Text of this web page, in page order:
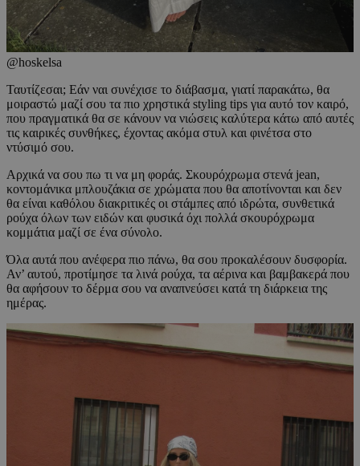
@hoskelsa
Ταυτίζεσαι; Εάν ναι συνέχισε το διάβασμα, γιατί παρακάτω, θα
μοιραστώ μαζί σου τα πιο χρηστικά styling tips για αυτό τον καιρό,
που πραγματικά θα σε κάνουν να νιώσεις καλύτερα κάτω από αυτές
τις καιρικές συνθήκες, έχοντας ακόμα στυλ και φινέτσα στο
ντύσιμό σου.
Αρχικά να σου πω τι να μη φοράς. Σκουρόχρωμα στενά jean,
κοντομάνικα μπλουζάκια σε χρώματα που θα αποτίνονται και δεν
θα είναι καθόλου διακριτικές οι στάμπες από ιδρώτα, συνθετικά
ρούχα όλων των ειδών και φυσικά όχι πολλά σκουρόχρωμα
κομμάτια μαζί σε ένα σύνολο.
Όλα αυτά που ανέφερα πιο πάνω, θα σου προκαλέσουν δυσφορία.
Αν’ αυτού, προτίμησε τα λινά ρούχα, τα αέρινα και βαμβακερά που
θα αφήσουν το δέρμα σου να αναπνεύσει κατά τη διάρκεια της
ημέρας.